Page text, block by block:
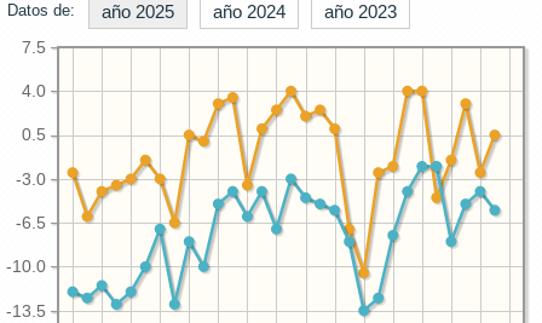
Datos de: año 2025 año 2024 año 2023
-13.5
-10.0
-6.5
-3.0
0.5
4.0
7.5